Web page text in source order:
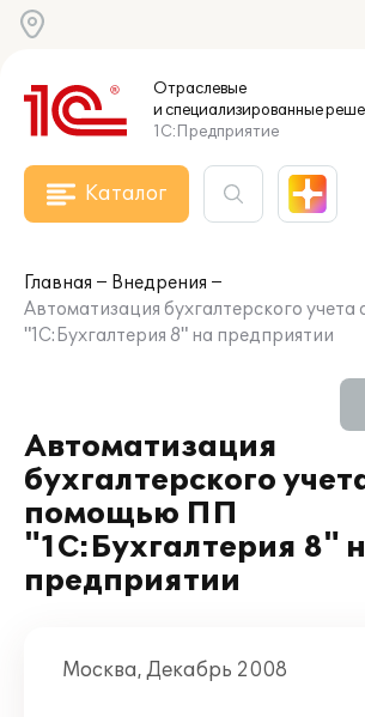
Отраслевые
и специализированные
1С:Предприятие
Каталог
Главная
Внедрения
Автоматизация бухгалтерского
"1С:Бухгалтерия 8" на предприятии
Автоматизация
бухгалтерского
помощью ПП
"1С:Бухгалтерия 8"
предприятии
Москва, Декабрь 2008